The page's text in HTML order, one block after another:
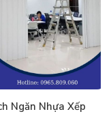
Ngăn Nhựa Xếp